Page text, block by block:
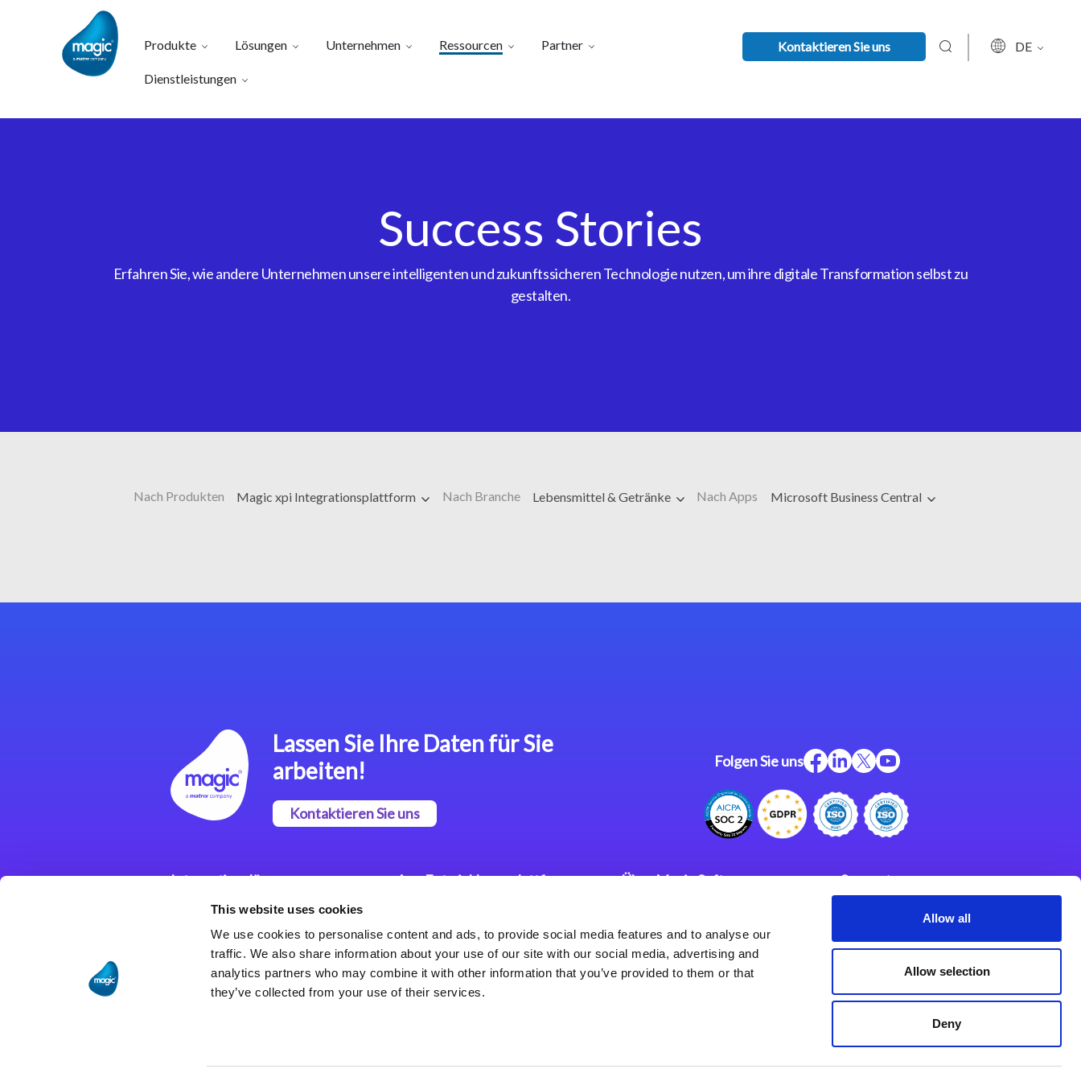
This website uses cookies
We use cookies to personalise content and ads, to provide social media features and to analyse our
traffic. We also share information about your use of our site with our social media, advertising and
analytics partners who may combine it with other information that you’ve provided to them or that
they’ve collected from your use of their services.
Allow all
Allow selection
Deny
Produkte Lösungen Unternehmen Ressourcen Partner
Dienstleistungen
Kontaktieren Sie uns DE
Success Stories
Erfahren Sie, wie andere Unternehmen unsere intelligenten und zukunftssicheren Technologie nutzen, um ihre digitale Transformation selbst zu
gestalten.
Nach Produkten Magic xpi Integrationsplattform Nach Branche Lebensmittel & Getränke Nach Apps Microsoft Business Central
Lassen Sie Ihre Daten für Sie
arbeiten!
Kontaktieren Sie uns
Folgen Sie uns
Integrationslösungen
Magic xpi
Integrationsplattform
App Entwicklungsplattform
Plattform
Magic xpa Web Application
Framework
Über Magic Software
Karriere
Datenschutzerklärung
Weltweite Niederlassungen
Support
Impressum